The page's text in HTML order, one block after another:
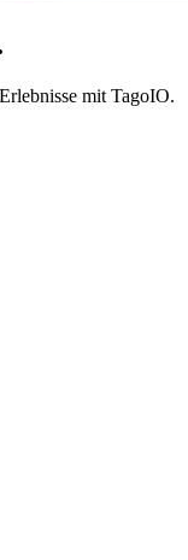
mit TagoIO.